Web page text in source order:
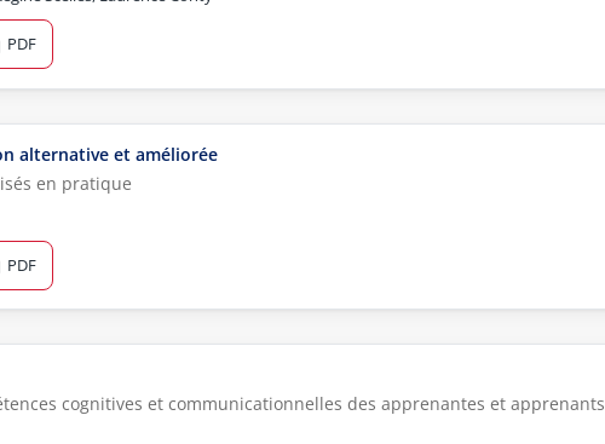
PDF
alternative et améliorée
en pratique
PDF
cognitives et communicationnelles des apprenantes et apprenants